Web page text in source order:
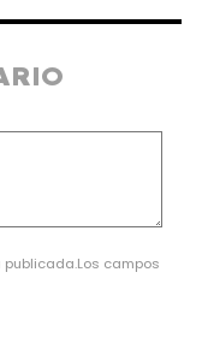
campos